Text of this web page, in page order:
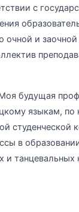
с
очной и
будущая
языкам, по
студенческой
в
и танцевальных